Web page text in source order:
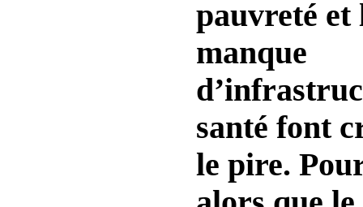
pauvreté et
manque
santé font
le pire.